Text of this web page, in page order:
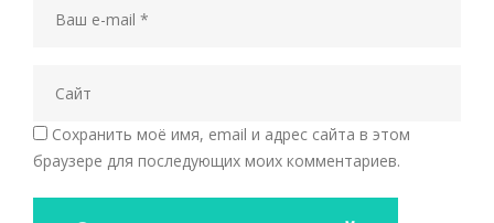
Сохранить моё имя, email и адрес сайта в этом
браузере для последующих моих комментариев.